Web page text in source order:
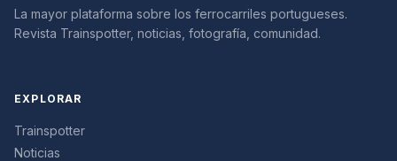
La mayor plataforma sobre los ferrocarriles portugueses.
Revista Trainspotter, noticias, fotografía, comunidad.
EXPLORAR
Trainspotter
Noticias